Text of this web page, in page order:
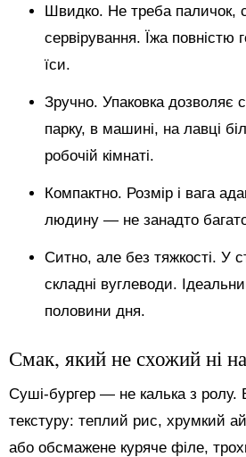
Швидко. Не треба паличок,
сервірування. Їжа повністю
їси.
Зручно. Упаковка дозволяє
парку, в машині, на лавці
робочій кімнаті.
Компактно. Розмір і вага
людину — не занадто
Ситно, але без тяжкості. У
складні вуглеводи.
половини дня.
Смак, який не схожий ні
Суші-бургер — не калька з ролу.
текстуру: теплий рис, хрумкий
або обсмажене куряче філе,